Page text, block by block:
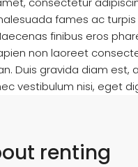
fames ac turpis
finibus eros
non laoreet
Duis gravida diam
vestibulum nisi, eget
renting